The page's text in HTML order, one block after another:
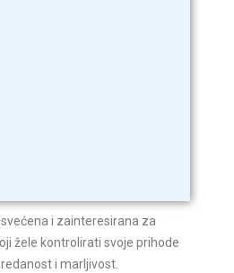
i zainteresirana za
žele kontrolirati svoje prihode
i marljivost.